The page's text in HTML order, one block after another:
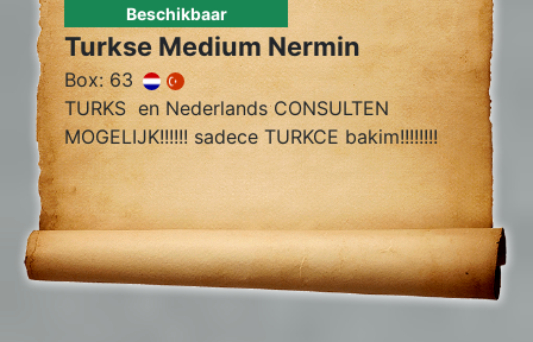
Beschikbaar
Turkse Medium Nermin
Box: 63
TURKS en Nederlands CONSULTEN
MOGELIJK!!!!!! sadece TURKCE bakim!!!!!!!!